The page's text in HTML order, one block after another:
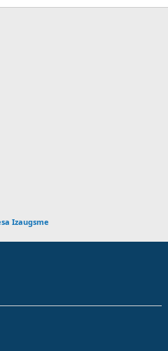
Izaugsme